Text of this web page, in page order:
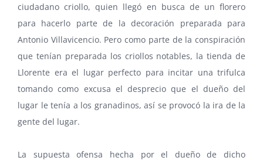
ciudadano criollo, quien llegó en busca de un florero
para hacerlo parte de la decoración preparada para
Antonio Villavicencio. Pero como parte de la conspiración
que tenían preparada los criollos notables, la tienda de
Llorente era el lugar perfecto para incitar una trifulca
tomando como excusa el desprecio que el dueño del
lugar le tenía a los granadinos, así se provocó la ira de la
gente del lugar.
La supuesta ofensa hecha por el dueño de dicho